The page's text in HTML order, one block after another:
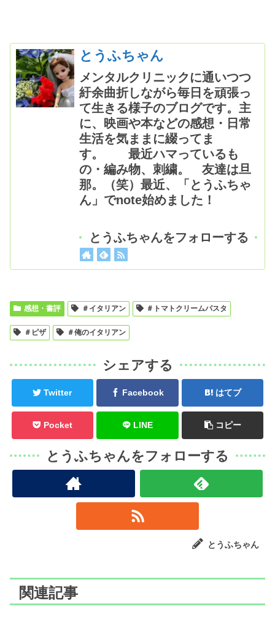
とうふちゃん
メンタルクリニックに通いつつ
紆余曲折しながら毎日を頑張っ
て生きる様子のブログです。主
に、映画や本などの感想・日常
生活を気ままに綴ってま
す。 最近ハマっているも
の・編み物、刺繍。 友達は旦
那。（笑）最近、「とうふちゃ
ん」でnote始めました！
とうふちゃんをフォローする
感想・書評 ＃イタリアン ＃トマトクリームパスタ
＃ピザ ＃俺のイタリアン
シェアする
Twitter Facebook はてブ
Pocket LINE コピー
とうふちゃんをフォローする
とうふちゃん
関連記事